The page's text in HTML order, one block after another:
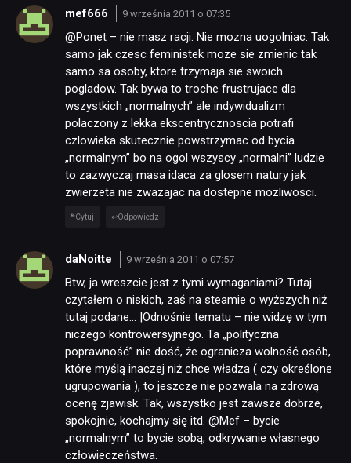
mef666 9 września 2011 o 07:35
@Ponet – nie masz racji. Nie mozna uogolniac. Tak
samo jak czesc feministek moze sie zmienic tak
samo sa osoby, ktore trzymaja sie swoich
pogladow. Tak bywa to troche frustrujace dla
wszystkich „normalnych” ale indywidualizm
polaczony z lekka ekscentrycznoscia potrafi
czlowieka skutecznie powstrzymac od bycia
„normalnym” bo na ogol wszyscy „normalni” ludzie
to zazwyczaj masa idaca za glosem natury jak
zwierzeta nie zwazajac na dostepne mozliwosci.
Cytuj Odpowiedz
daNoitte 9 września 2011 o 07:57
Btw, ja wreszcie jest z tymi wymaganiami? Tutaj
czytałem o niskich, zaś na steamie o wyższych niż
tutaj podane… |Odnośnie tematu – nie widzę w tym
niczego kontrowersyjnego. Ta „polityczna
poprawność” nie dość, że ogranicza wolność osób,
które myślą inaczej niż chce władza ( czy określone
ugrupowania ), to jeszcze nie pozwala na zdrową
ocenę zjawisk. Tak, wszystko jest zawsze dobrze,
spokojnie, kochajmy się itd. @Mef – bycie
„normalnym” to bycie sobą, odkrywanie własnego
człowieczeństwa.